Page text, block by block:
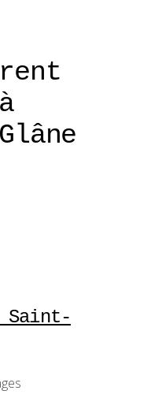
Saint-